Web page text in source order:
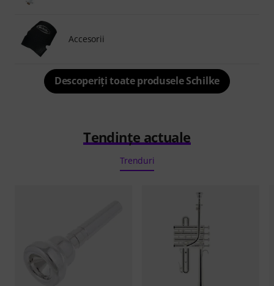
Accesorii
Descoperiți toate produsele Schilke
Tendințe actuale
Trenduri